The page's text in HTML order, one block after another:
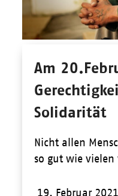
Am
Solidarität
Nicht allen
so gut wie
19. Februar 2021